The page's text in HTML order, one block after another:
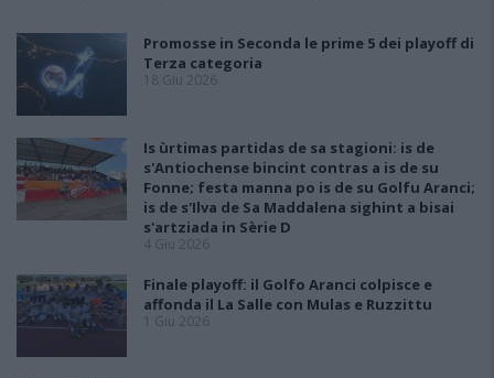
Promosse in Seconda le prime 5 dei playoff di
Terza categoria
18 Giu 2026
Is ùrtimas partidas de sa stagioni: is de
s'Antiochense bincint contras a is de su
Fonne; festa manna po is de su Golfu Aranci;
is de s'Ilva de Sa Maddalena sighint a bisai
s'artziada in Sèrie D
4 Giu 2026
Finale playoff: il Golfo Aranci colpisce e
affonda il La Salle con Mulas e Ruzzittu
1 Giu 2026